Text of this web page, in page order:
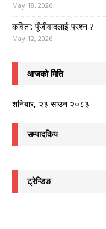
May 18, 2026
कविता: पूँजीवादलाई प्रश्न ?
May 12, 2026
आजको मिति
शनिबार, २३ साउन २०८३
सम्पादकिय
ट्रेन्डिङ